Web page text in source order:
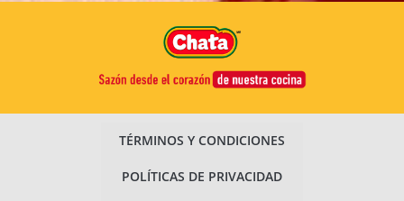
TÉRMINOS Y CONDICIONES
POLÍTICAS DE PRIVACIDAD